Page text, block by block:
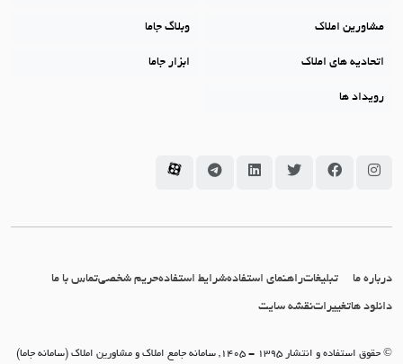
مشاورین املاک وبلاگ جاما
اتحادیه های املاک ابزار جاما
رویداد ها
سامانه جاما در اینستاگرام
سامانه جاما در فیسبوک
سامانه جاما در توئیتر
سامانه جاما در لینکداین
سامانه جاما در تلگرام
سامانه جاما در آپارات
درباره ما تبلیغاتراهنمای استفادهشرایط استفادهحریم شخصیتماس با ما
دانلود هاتغییراتنقشه سایت
© حقوق استفاده و انتشار 1395 - 1405, سامانه جامع املاک و مشاورین املاک (سامانه جاما)